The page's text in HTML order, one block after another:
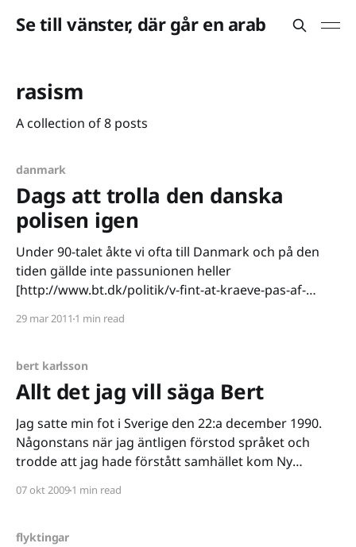
Se till vänster, där går en arab
rasism
A collection of 8 posts
danmark
Dags att trolla den danska
polisen igen
Under 90-talet åkte vi ofta till Danmark och på den
tiden gällde inte passunionen heller
[http://www.bt.dk/politik/v-fint-at-kraeve-pas-af-
Schengen-avtalet var på plats vilket alltid innebar
29 mar 2011 1 min read
bert karlsson
Allt det jag vill säga Bert
Jag satte min fot i Sverige den 22:a december 1990.
Någonstans när jag äntligen förstod språket och
trodde att jag hade förstått samhället kom Ny
[http://sv.wikipedia.org/wiki/Ny_demokrati_%28Sverig
Vivianne Franzén och Ian Wachtmeister kom
07 okt 20091 min read
flyktingar